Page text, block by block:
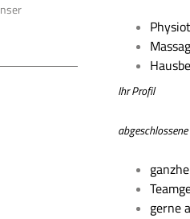
Ihr Profil
gerne